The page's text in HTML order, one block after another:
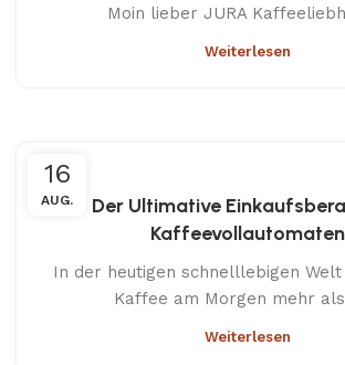
Moin lieber JURA
Weiterlesen
16
AUG.
Der Ultimative
Kaffeevollautomaten
In der heutigen schnelllebigen
Kaffee am Morgen mehr als
Weiterlesen